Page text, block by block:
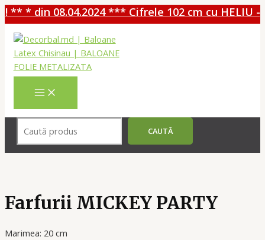
** * din 08.04.2024 *** Cifrele 102 cm cu HELIU -
Перейти
содержимому
MAIN
MENU
CAUTĂ
Farfurii MICKEY PARTY
Marimea: 20 cm